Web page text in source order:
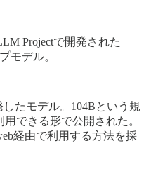
Projectで開発された
モデル。
したモデル。104Bという規
できる形で公開された。
経由で利用する方法を採